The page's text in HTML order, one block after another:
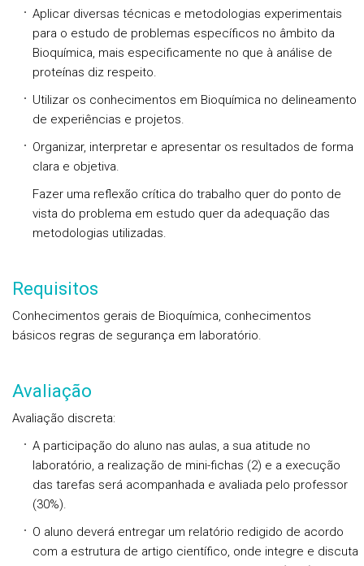
Aplicar diversas técnicas e metodologias experimentais
para o estudo de problemas específicos no âmbito da
Bioquímica, mais especificamente no que à análise de
proteínas diz respeito.
Utilizar os conhecimentos em Bioquímica no delineamento
de experiências e projetos.
Organizar, interpretar e apresentar os resultados de forma
clara e objetiva.
Fazer uma reflexão crítica do trabalho quer do ponto de
vista do problema em estudo quer da adequação das
metodologias utilizadas.
Requisitos
Conhecimentos gerais de Bioquímica, conhecimentos
básicos regras de segurança em laboratório.
Avaliação
Avaliação discreta:
A participação do aluno nas aulas, a sua atitude no
laboratório, a realização de mini-fichas (2) e a execução
das tarefas será acompanhada e avaliada pelo professor
(30%).
O aluno deverá entregar um relatório redigido de acordo
com a estrutura de artigo científico, onde integre e discuta